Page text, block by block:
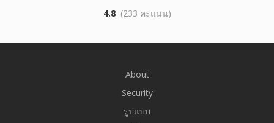
4.8 (233 คะแนน)
About
Security
รูปแบบ